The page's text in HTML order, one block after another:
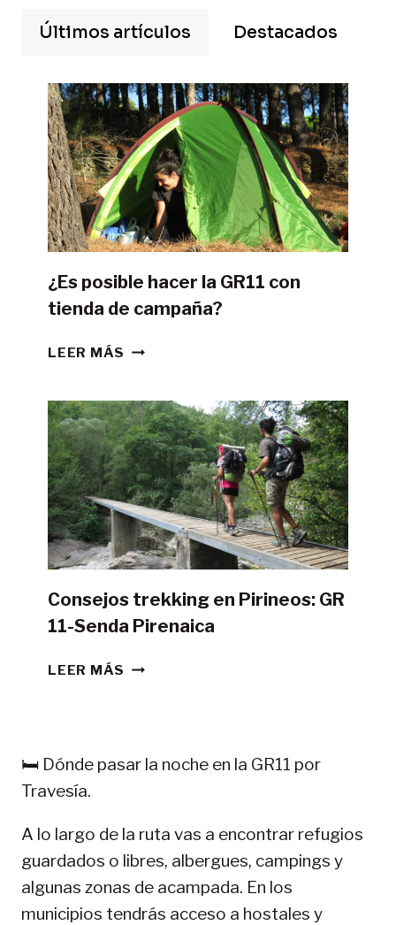
Últimos artículos Destacados
¿Es posible hacer la GR11 con
tienda de campaña?
LEER MÁS ¿ES
LA
GR11
CON
TIENDA
DE
CAMPAÑA?
Consejos trekking en Pirineos: GR
11-Senda Pirenaica
LEER MÁS CONSEJOS
11-
🛏️ Dónde pasar la noche en la GR11 por
Travesía.
A lo largo de la ruta vas a encontrar refugios
guardados o libres, albergues, campings y
algunas zonas de acampada. En los
municipios tendrás acceso a hostales y